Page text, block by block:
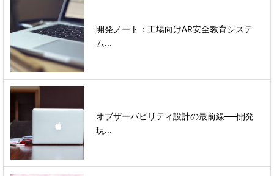
開発ノート：工場向けAR安全教育システ
ム...
オブザーバビリティ設計の最前線──開発
現...